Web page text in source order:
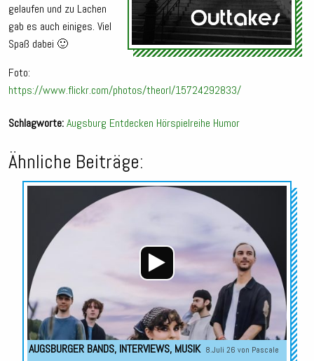
gelaufen und zu Lachen
gab es auch einiges. Viel
Spaß dabei 🙂
Foto:
https://www.flickr.com/photos/theorl/15724292833/
Schlagworte:Augsburg Entdecken Hörspielreihe Humor
Ähnliche Beiträge:
Audio-
Player
AUGSBURGER BANDS, INTERVIEWS, MUSIK 8.Juli 26 von Pascale